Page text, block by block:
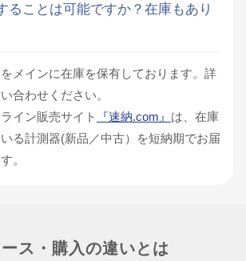
ることは可能ですか？在庫もあり
メインに在庫を保有しております。詳
合わせください。
イン販売サイト
『速納.com』 は、在庫
る計測器(新品／中古）を短納期でお届
。
ス・購入の違いとは